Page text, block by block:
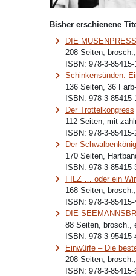
Bisher erschienene
DIE
208 Seiten,
ISBN: 978-3-85415-
Schinkensünden.
136 Seiten, 36
ISBN: 978-3-85415-
Der Trottelkongress
112 Seiten, mit
ISBN: 978-3-85415-
Der
170 Seiten,
ISBN: 978-3-85415-
FILZ … oder ein
168 Seiten,
ISBN: 978-3-85415-
DIE
88 Seiten, brosch.,
ISBN: 978-3-95415-
Einwürfe – Die
208 Seiten,
ISBN: 978-3-85415-